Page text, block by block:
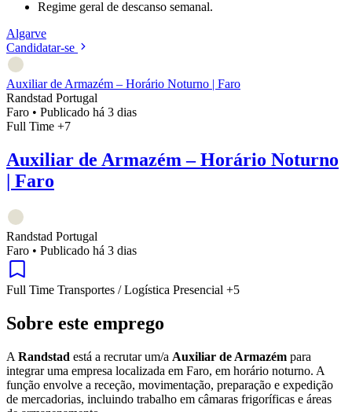
Regime geral de descanso semanal.
Algarve
Candidatar-se
Auxiliar de Armazém – Horário Noturno | Faro
Randstad Portugal
Faro • Publicado há 3 dias
Full Time +7
Auxiliar de Armazém – Horário Noturno
| Faro
Randstad Portugal
Faro • Publicado há 3 dias
Full Time Transportes / Logística Presencial +5
Sobre este emprego
A Randstad está a recrutar um/a Auxiliar de Armazém para
integrar uma empresa localizada em Faro, em horário noturno. A
função envolve a receção, movimentação, preparação e expedição
de mercadorias, incluindo trabalho em câmaras frigoríficas e áreas